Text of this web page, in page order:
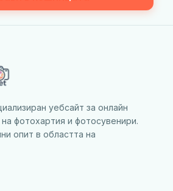
уебсайт за онлайн
фотохартия и фотосувенири.
опит в областта на